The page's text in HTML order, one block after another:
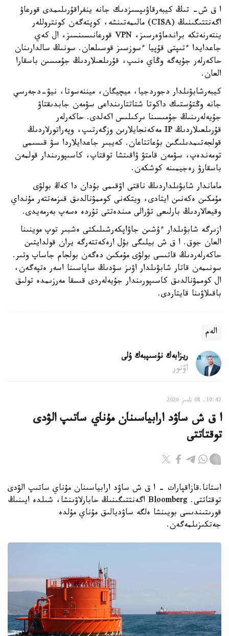
ا ق ش- تىڭ كيبەرقاۋىپسىزدىك جانە ينفراقۇرىلىمدى قورعاۋ
اگەنتتىگىنىڭ (CISA) مالىمەتىنشە، كوپتەگەن كونتروللەر
ينتەرنەتكە براندماۋەرسىز، VPN قورعانىسىنسىز، ال كەي
جاعدايدا ءتىپتى قۇپيا ءسوزسىز قوسىلعان. سونىڭ سالدارىنان
حاكەرلەر جۇيەگە وڭاي ەنىپ، قۇرىلعىلاردىڭ جۇمىسىن باسقارا
العان.
كيبەرشابۋىلدار دجوردجيا، ميچيگان، ميننەسوتا، نيۋ-دجەرسي
جانە وڭتۇستىك داكوتا شتاتتارىنداعى سۋمەن جابدىقتاۋ
جۇيەلەرىنىڭ جۇمىسىنا ىركىلىس اكەلدى. حاكەرلەر
قۇرىلعىلاردىڭ IP مەكەنجايلارىن وزگەرتىپ، وپەراتورلاردىڭ
قولجەتىمدىلىگىن بۇعاتتاعان. كەيبىر جاعدايلاردا سۋ قىسىمى
تومەندەپ، سۋمەن قامتۋ ۋاقىتشا توقتاپ، كاسىپورىندار قولمەن
باسقارۋ رەجيمىنە كوشكەن.
ماماندار شابۋىلداردىڭ ناقتى اۋقىمى بۇدان دا كەڭ بولۋى
مۇمكىن ەكەنىن ايتادى، ويتكەنى كوممۋنالدىق قىزمەتتەر مۇنداي
وقيعالاردىڭ بارلىعى تۋرالى مىندەتتى تۇردە ەسەپ بەرمەيدى.
ازىرگە شابۋىلدار ءۇشىن جاۋاپكەرشىلىكتى ەشبىر توپ موينىنا
العان جوق. ا ق ش بيلىگى بۇل ارەكەتتەرگە يران قولدايتىن
حاكەرلەردىڭ قاتىسى بولۋى مۇمكىن دەگەن بولجام جاساپ وتىر.
سونىمەن قاتار شابۋىلدار اۋىز سۋدىڭ ساپاسىنا اسەر ەتپەگەن،
ال كوممۋنالدىق كاسىپورىندار جۇيەلەردى قىسقا مەرزىمدە تولىق
باقىلاۋىنا قايتاردى.
الەم
ريزابەك نۇسىپبەك ۇلى
اۆتور
10:42, 08 تامىز 2026
ا ق ش ساۋد ارابياسىنان مۇناي ساتىپ الۋدى
توقتاتتى
استانا.قازاقپارات - ا ق ش ساۋد ارابياسىنان مۇناي ساتىپ الۋدى
توقتاتتى. Bloomberg اگەنتتىگىنىڭ حابارلاۋىنشا، شىلدە ايىنىڭ
قورىتىندىسى بويىنشا ەلگە ساۋديالىق مۇناي مۇلدە
جەتكىزىلمەگەن.